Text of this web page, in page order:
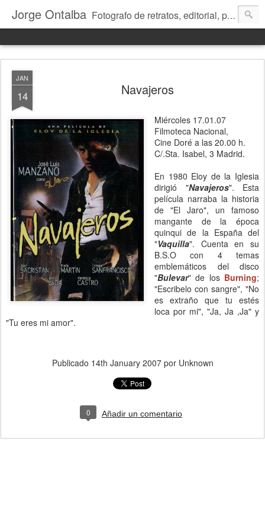
Jorge Ontalba Fotografo de retratos, editorial, publicidad, reportaje, talleres de fotografía...
JAN
14 Navajeros
Miércoles 17.01.07
Filmoteca Nacional,
Cine Doré a las 20.00 h.
C/.Sta. Isabel, 3 Madrid.
En 1980 Eloy de la Iglesia
dirigió "Navajeros". Esta
película narraba la historia
de "El Jaro", un famoso
mangante de la época
quinqui de la España del
"Vaquilla". Cuenta en su
B.S.O con 4 temas
emblemáticos del disco
"Bulevar" de los Burning;
"Escribelo con sangre", "No
es extraño que tu estés
loca por mi", "Ja, Ja ,Ja" y
"Tu eres mi amor".
Publicado 14th January 2007por Unknown
0 Añadir un comentario